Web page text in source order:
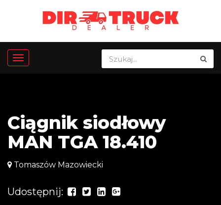
Ciągnik siodłowy
MAN TGA 18.410
Tomaszów Mazowiecki
Udostępnij: